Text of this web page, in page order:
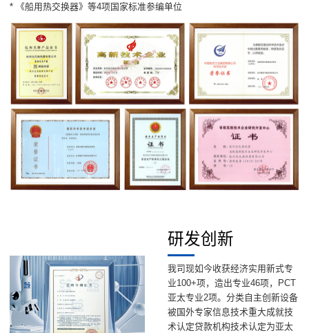
* 《船用热交换器》等4项国家标准参编单位
研发创新
我司现如今收获经济实用新式专
业100+项，造出专业46项，PCT
亚太专业2项。分类自主创新设备
被国外专家信息技术重大成就技
术认定贷款机构技术认定为亚太